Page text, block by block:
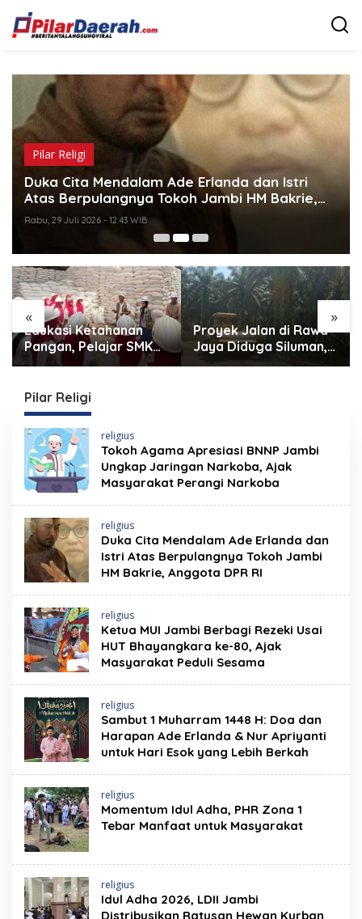
Pilar Religi
Duka Cita Mendalam Ade Erlanda dan Istri
Atas Berpulangnya Tokoh Jambi HM Bakrie,
Anggota DPR RI
Rabu, 29 Juli 2026 - 12:43 WIB
« »
Edukasi Ketahanan
Pangan, Pelajar SMK
Kunjungi Gudang
Proyek Jalan di Rawa
Jaya Diduga Siluman,
Tak Ada Papan
Pilar Religi
religius
Tokoh Agama Apresiasi BNNP Jambi
Ungkap Jaringan Narkoba, Ajak
Masyarakat Perangi Narkoba
religius
Duka Cita Mendalam Ade Erlanda dan
Istri Atas Berpulangnya Tokoh Jambi
HM Bakrie, Anggota DPR RI
religius
Ketua MUI Jambi Berbagi Rezeki Usai
HUT Bhayangkara ke-80, Ajak
Masyarakat Peduli Sesama
religius
Sambut 1 Muharram 1448 H: Doa dan
Harapan Ade Erlanda & Nur Apriyanti
untuk Hari Esok yang Lebih Berkah
religius
Momentum Idul Adha, PHR Zona 1
Tebar Manfaat untuk Masyarakat
religius
Idul Adha 2026, LDII Jambi
Distribusikan Ratusan Hewan Kurban